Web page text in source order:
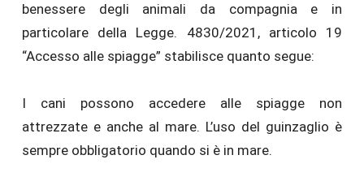
benessere degli animali da compagnia e in
particolare della Legge. 4830/2021, articolo 19
“Accesso alle spiagge” stabilisce quanto segue:
I cani possono accedere alle spiagge non
attrezzate e anche al mare. L’uso del guinzaglio è
sempre obbligatorio quando si è in mare.